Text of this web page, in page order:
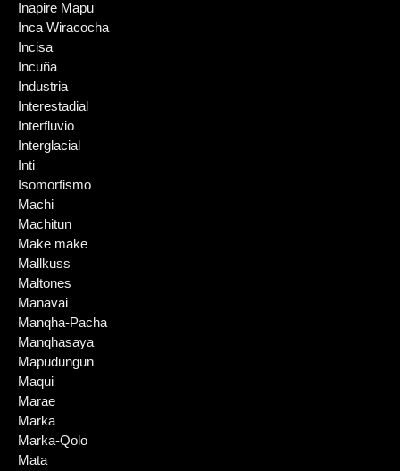
Inapire Mapu
Inca Wiracocha
Incisa
Incuña
Industria
Interestadial
Interfluvio
Interglacial
Inti
Isomorfismo
Machi
Machitun
Make make
Mallkuss
Maltones
Manavai
Manqha-Pacha
Manqhasaya
Mapudungun
Maqui
Marae
Marka
Marka-Qolo
Mata